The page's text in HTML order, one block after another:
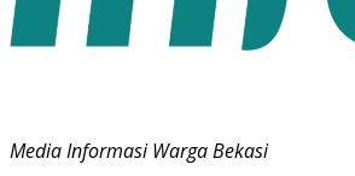
Media Informasi Warga Bekasi